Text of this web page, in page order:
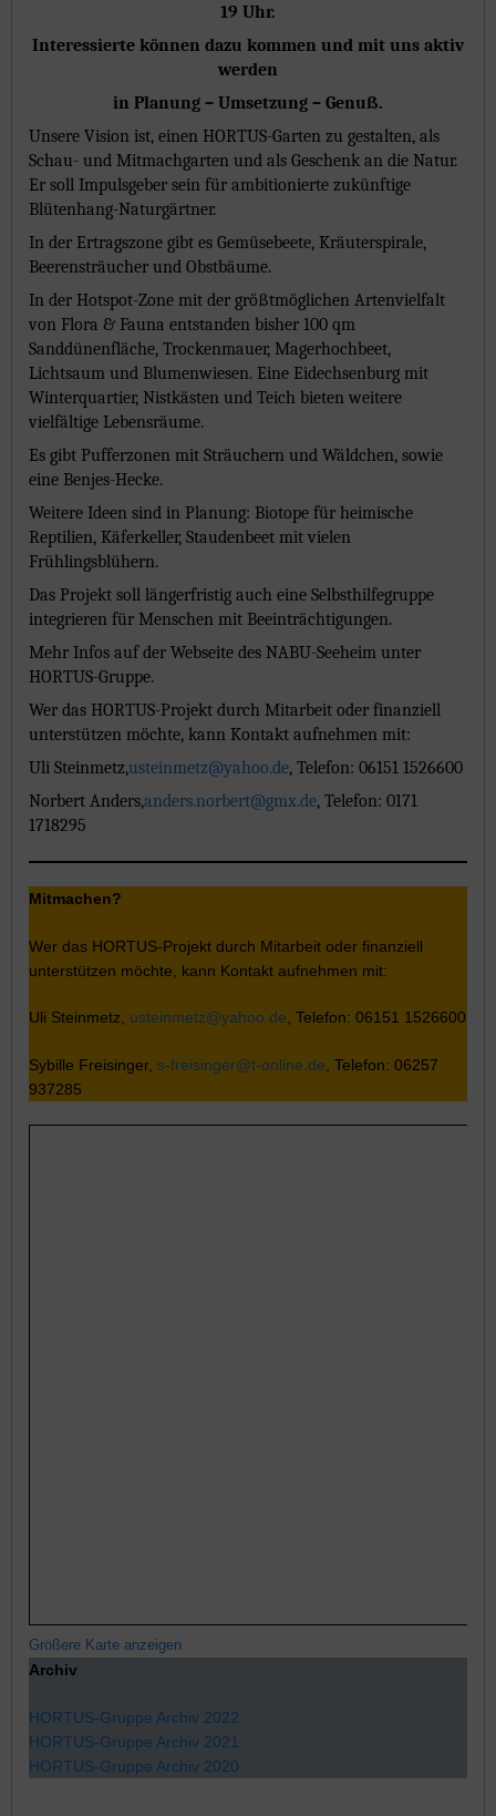
19 Uhr.
Interessierte können dazu kommen und mit uns aktiv
werden
in Planung – Umsetzung – Genuß.
Unsere Vision ist, einen HORTUS-Garten zu gestalten, als
Schau- und Mitmachgarten und als Geschenk an die Natur.
Er soll Impulsgeber sein für ambitionierte zukünftige
Blütenhang-Naturgärtner.
In der Ertragszone gibt es Gemüsebeete, Kräuterspirale,
Beerensträucher und Obstbäume.
In der Hotspot-Zone mit der größtmöglichen Artenvielfalt
von Flora & Fauna entstanden bisher 100 qm
Sanddünenfläche, Trockenmauer, Magerhochbeet,
Lichtsaum und Blumenwiesen. Eine Eidechsenburg mit
Winterquartier, Nistkästen und Teich bieten weitere
vielfältige Lebensräume.
Es gibt Pufferzonen mit Sträuchern und Wäldchen, sowie
eine Benjes-Hecke.
Weitere Ideen sind in Planung: Biotope für heimische
Reptilien, Käferkeller, Staudenbeet mit vielen
Frühlingsblühern.
Das Projekt soll längerfristig auch eine Selbsthilfegruppe
integrieren für Menschen mit Beeinträchtigungen.
Mehr Infos auf der Webseite des NABU-Seeheim unter
HORTUS-Gruppe.
Wer das HORTUS-Projekt durch Mitarbeit oder finanziell
unterstützen möchte, kann Kontakt aufnehmen mit:
Uli Steinmetz,usteinmetz@yahoo.de, Telefon: 06151 1526600
Norbert Anders,anders.norbert@gmx.de, Telefon: 0171
1718295
Mitmachen?
Wer das HORTUS-Projekt durch Mitarbeit oder finanziell
unterstützen möchte, kann Kontakt aufnehmen mit:
Uli Steinmetz, usteinmetz@yahoo.de, Telefon: 06151 1526600
Sybille Freisinger, s-freisinger@t-online.de, Telefon: 06257
937285
Größere Karte anzeigen
Archiv
HORTUS-Gruppe Archiv 2022
HORTUS-Gruppe Archiv 2021
HORTUS-Gruppe Archiv 2020